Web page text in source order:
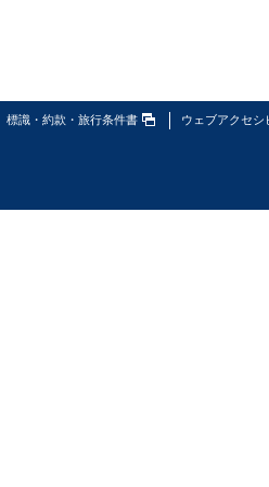
標識・約款・旅行条件書
ウェブアクセシ